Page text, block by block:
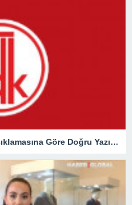
Tırabzan Nasıl Yazılır? TDK Açıklamasına Göre Doğru Yazılışı Trabzan Mı Tırabzan Mı?